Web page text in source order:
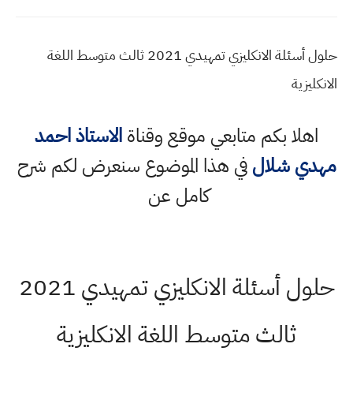
حلول أسئلة الانكليزي تمهيدي 2021 ثالث متوسط اللغة
الانكليزية
اهلا بكم متابعي موقع وقناةالاستاذ احمد
مهدي شلالفي هذا الموضوع سنعرض لكم شرح
كامل عن
حلول أسئلة الانكليزي تمهيدي 2021
ثالث متوسط اللغة الانكليزية